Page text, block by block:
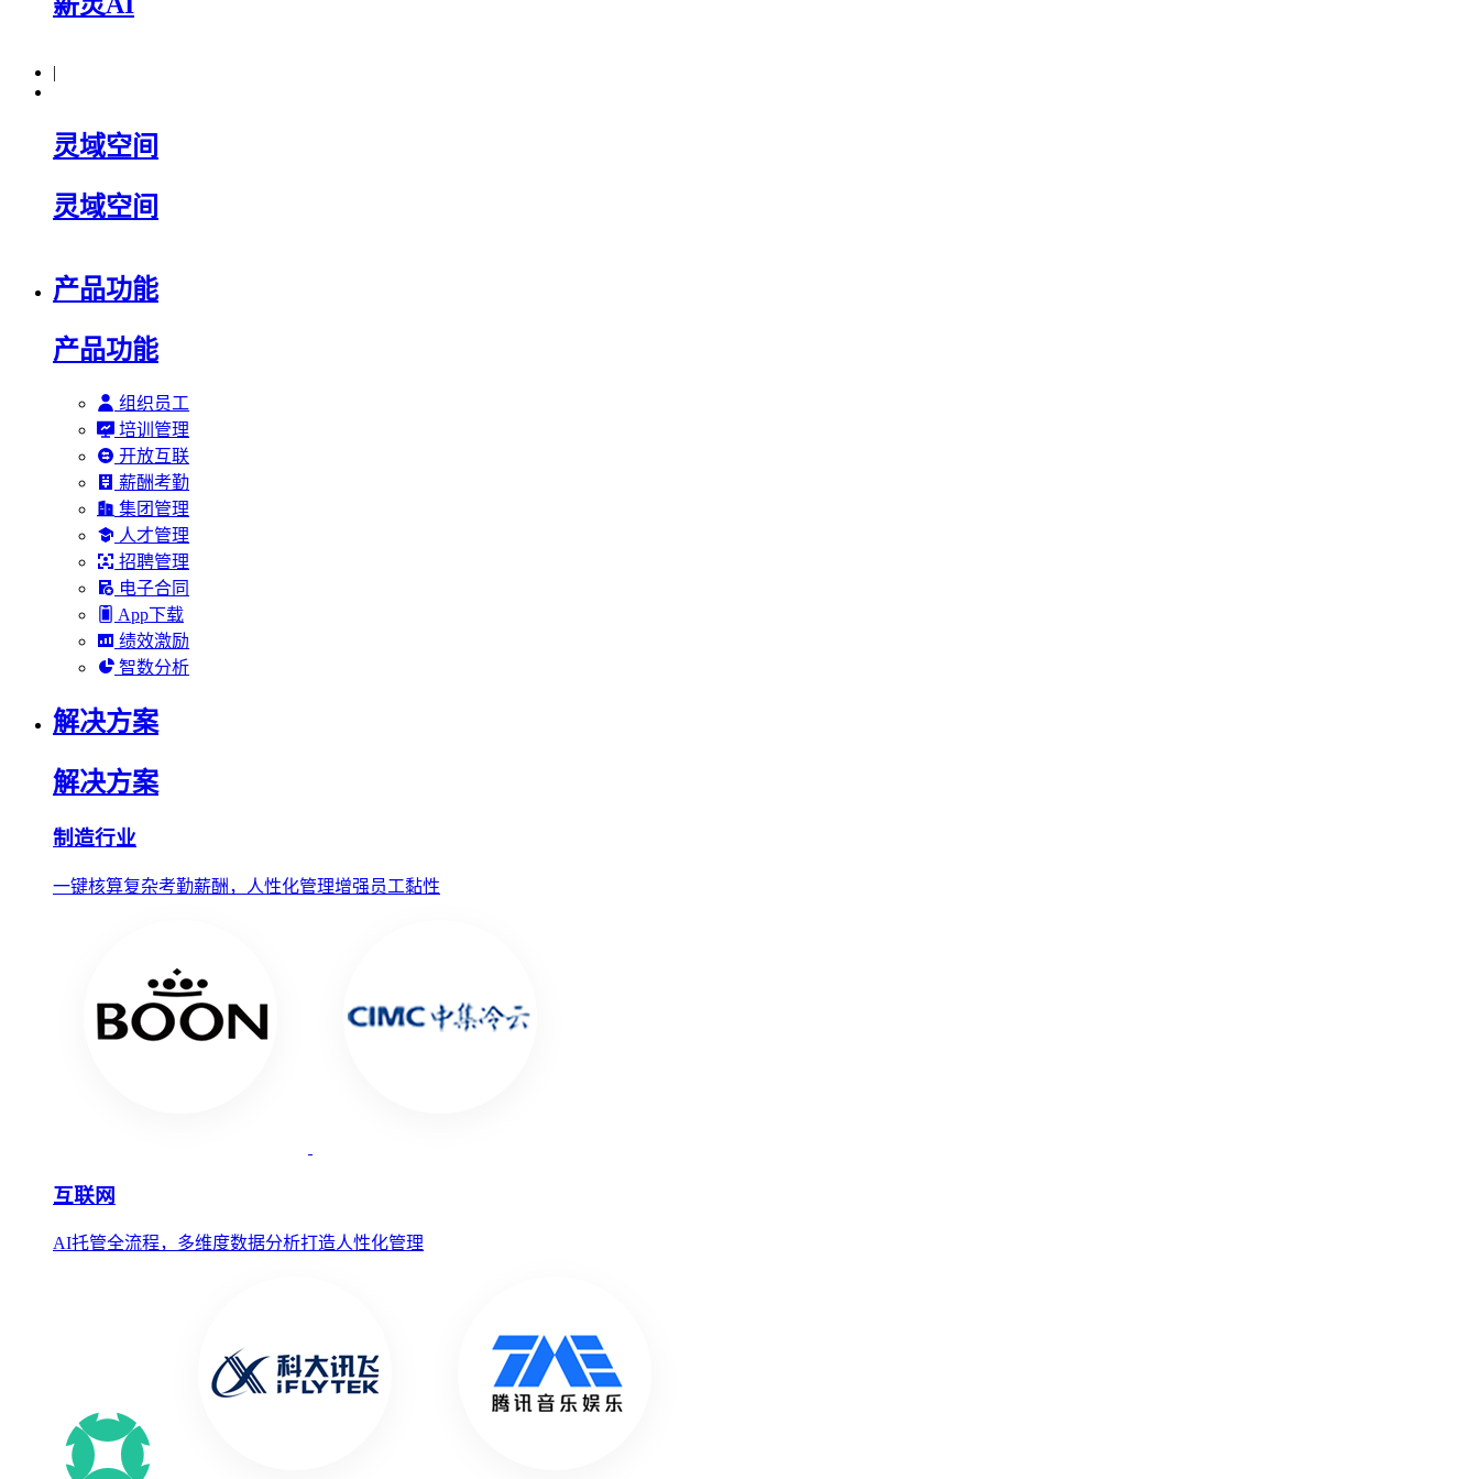
|
灵域空间
灵域空间
产品功能
产品功能
组织员工
培训管理
开放互联
薪酬考勤
集团管理
人才管理
招聘管理
电子合同
App下载
绩效激励
智数分析
解决方案
解决方案
制造行业
一键核算复杂考勤薪酬，人性化管理增强员工黏性
互联网
AI托管全流程，多维度数据分析打造人性化管理